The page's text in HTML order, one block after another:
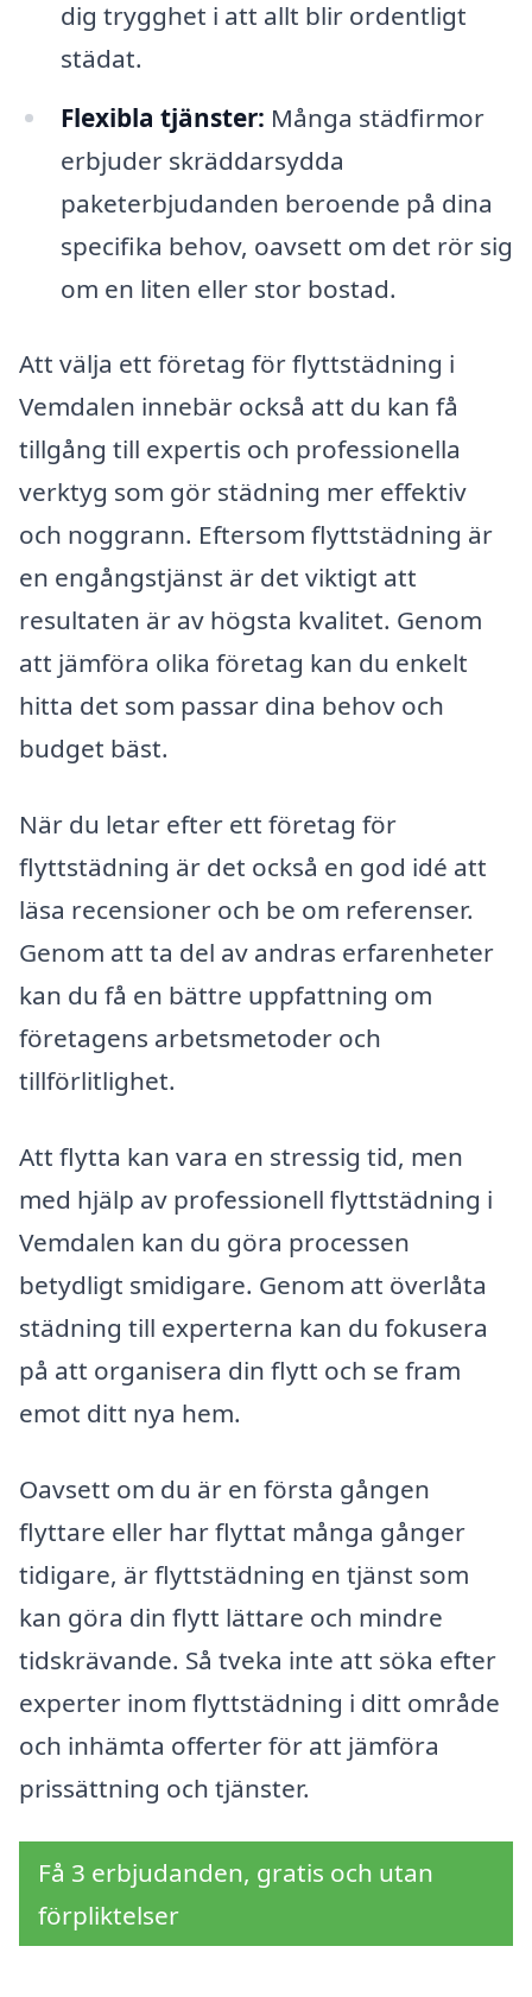
dig trygghet i att allt blir ordentligt
städat.
Flexibla tjänster: Många städfirmor
erbjuder skräddarsydda
paketerbjudanden beroende på dina
specifika behov, oavsett om det rör sig
om en liten eller stor bostad.
Att välja ett företag för flyttstädning i
Vemdalen innebär också att du kan få
tillgång till expertis och professionella
verktyg som gör städning mer effektiv
och noggrann. Eftersom flyttstädning är
en engångstjänst är det viktigt att
resultaten är av högsta kvalitet. Genom
att jämföra olika företag kan du enkelt
hitta det som passar dina behov och
budget bäst.
När du letar efter ett företag för
flyttstädning är det också en god idé att
läsa recensioner och be om referenser.
Genom att ta del av andras erfarenheter
kan du få en bättre uppfattning om
företagens arbetsmetoder och
tillförlitlighet.
Att flytta kan vara en stressig tid, men
med hjälp av professionell flyttstädning i
Vemdalen kan du göra processen
betydligt smidigare. Genom att överlåta
städning till experterna kan du fokusera
på att organisera din flytt och se fram
emot ditt nya hem.
Oavsett om du är en första gången
flyttare eller har flyttat många gånger
tidigare, är flyttstädning en tjänst som
kan göra din flytt lättare och mindre
tidskrävande. Så tveka inte att söka efter
experter inom flyttstädning i ditt område
och inhämta offerter för att jämföra
prissättning och tjänster.
Få 3 erbjudanden, gratis och utan
förpliktelser